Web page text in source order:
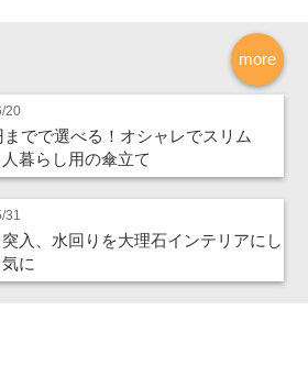
more
20
までで選べる！オシャレでスリム
暮らし用の傘立て
31
入、水回りを大理石インテリアにし
に